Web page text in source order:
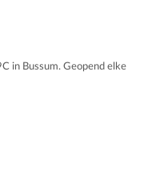
in Bussum. Geopend elke